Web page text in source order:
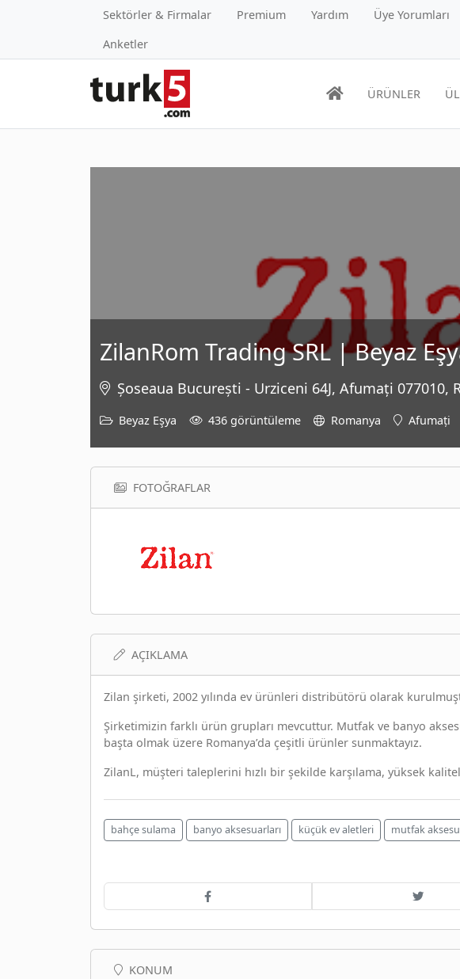
Sektörler & Firmalar Premium Yardım
Üye Yorumları
Anketler
ÜRÜNLER
ZilanRom Trading SRL | Beyaz
Șoseaua București - Urziceni 64J, Afumați 077010,
Beyaz Eşya 436 görüntüleme Romanya Afumați
FOTOĞRAFLAR
AÇIKLAMA
Zilan şirketi, 2002 yılında ev ürünleri distribütörü olarak
Şirketimizin farklı ürün grupları mevcuttur. Mutfak ve banyo
başta olmak üzere Romanya’da çeşitli ürünler sunmaktayız.
ZilanL, müşteri taleplerini hızlı bir şekilde karşılama, yüksek
bahçe sulama banyo aksesuarları küçük ev aletleri mutfak
KONUM